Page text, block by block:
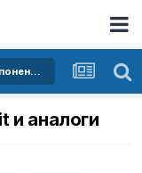
Монтаж телекоммуникаций, пассивные компоненты, Инструменты, оборудование...
и аналоги